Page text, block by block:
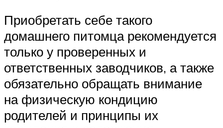
Приобретать себе такого
домашнего питомца рекомендуется
только у проверенных и
ответственных заводчиков, а также
обязательно обращать внимание
на физическую кондицию
родителей и принципы их